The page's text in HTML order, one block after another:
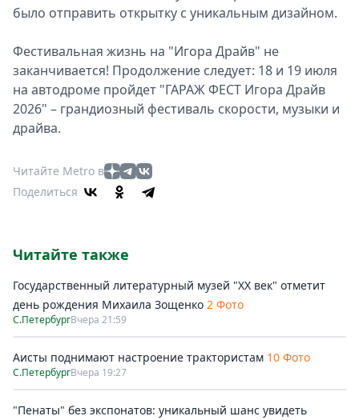
было отправить открытку с уникальным дизайном.
Фестивальная жизнь на "Игора Драйв" не
заканчивается! Продолжение следует: 18 и 19 июля
на автодроме пройдет "ГАРАЖ ФЕСТ Игора Драйв
2026" – грандиозный фестиваль скорости, музыки и
драйва.
Читайте Metro в
Поделиться
Читайте также
Государственный литературный музей "ХХ век" отметит
день рождения Михаила Зощенко 2 Фото
С.ПетербургВчера 21:59
Аисты поднимают настроение трактористам 10 Фото
С.ПетербургВчера 19:27
"Пенаты" без экспонатов: уникальный шанс увидеть